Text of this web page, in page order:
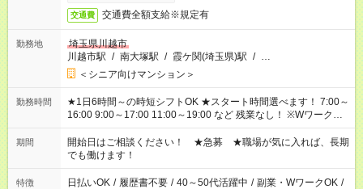
交通費 交通費全額支給※規定有
勤務地
埼玉県川越市
川越市駅 / 南大塚駅 / 霞ケ関(埼玉県)駅 / …
＜シニア向けマンション＞
勤務時間
★1日6時間～の時短シフトOK ★スタート時間選べます！ 7:00～
16:00 9:00～17:00 11:00～19:00 など 残業なし！ ※Wワークの
場合、他のお仕事と合わせ週40時間超の就業はご案内できませ
ん ※法令に基づき、週20時間以上勤務は社会保険への加入対象
となります ※労働者派遣法（日雇い派遣の原則禁止）により、
短時間・短期間の就業はご案内が難しい場合があります
期間
開始日はご相談ください！ ★急募 ★職場が気に入れば、長期
でも働けます！
特徴 日払いOK / 履歴書不要 / 40～50代活躍中 / 副業・WワークOK /